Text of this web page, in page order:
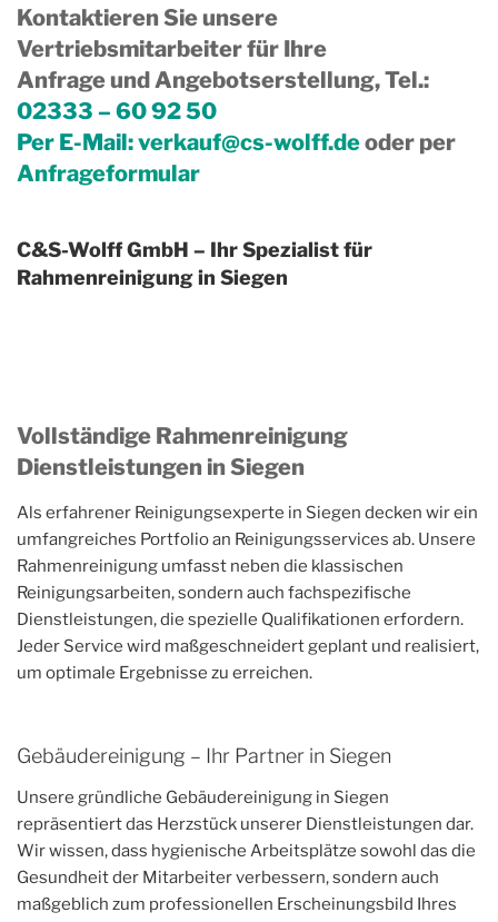
Kontaktieren Sie unsere
Vertriebsmitarbeiter für Ihre
Anfrage und Angebotserstellung, Tel.:
02333 – 60 92 50
Per E-Mail:verkauf@cs-wolff.deoder per
Anfrageformular
C&S-Wolff GmbH – Ihr Spezialist für
Rahmenreinigung in Siegen
Vollständige Rahmenreinigung
Dienstleistungen in Siegen
Als erfahrener Reinigungsexperte in Siegen decken wir ein
umfangreiches Portfolio an Reinigungsservices ab. Unsere
Rahmenreinigung umfasst neben die klassischen
Reinigungsarbeiten, sondern auch fachspezifische
Dienstleistungen, die spezielle Qualifikationen erfordern.
Jeder Service wird maßgeschneidert geplant und realisiert,
um optimale Ergebnisse zu erreichen.
Gebäudereinigung – Ihr Partner in Siegen
Unsere gründliche Gebäudereinigung in Siegen
repräsentiert das Herzstück unserer Dienstleistungen dar.
Wir wissen, dass hygienische Arbeitsplätze sowohl das die
Gesundheit der Mitarbeiter verbessern, sondern auch
maßgeblich zum professionellen Erscheinungsbild Ihres